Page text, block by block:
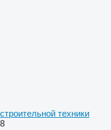
строительной техники
8